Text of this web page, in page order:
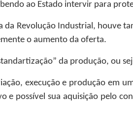
ao Estado intervir para
Revolução Industrial, houve
o aumento da oferta.
da produção, ou
execução e produção em
e possível sua aquisição pelo